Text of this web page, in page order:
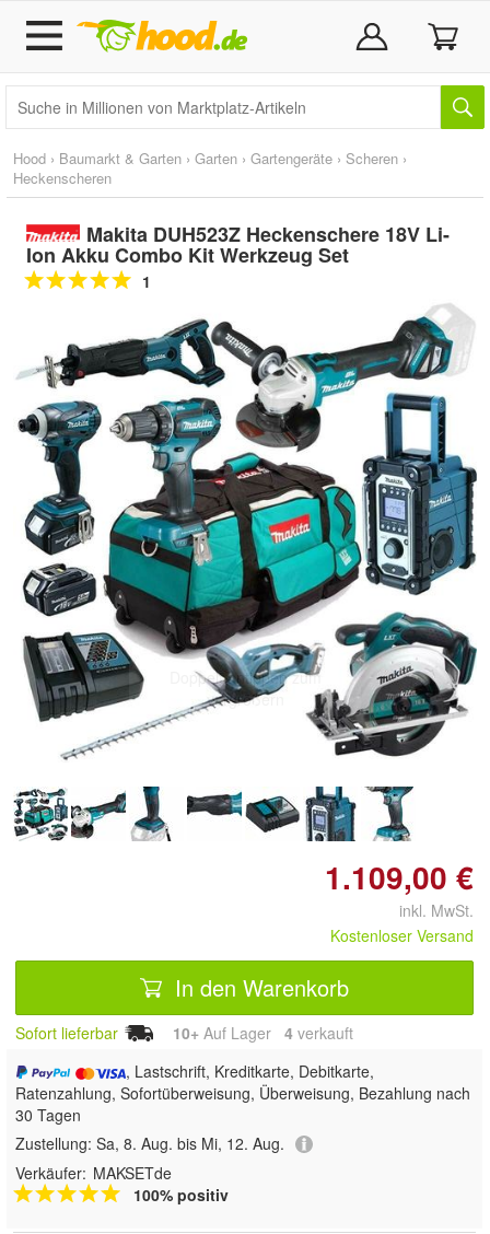
Hood › Baumarkt & Garten › Garten › Gartengeräte › Scheren ›
Heckenscheren
Makita DUH523Z Heckenschere 18V Li-
Ion Akku Combo Kit Werkzeug Set
1
Doppelt antippen zum
vergrößern
1.109,00 €
inkl. MwSt.
Kostenloser Versand
In den Warenkorb
Sofort lieferbar 10+ Auf Lager 4 verkauft
, Lastschrift, Kreditkarte, Debitkarte,
Ratenzahlung, Sofortüberweisung, Überweisung, Bezahlung nach
30 Tagen
Zustellung: Sa, 8. Aug. bis Mi, 12. Aug.
Verkäufer: MAKSETde
100% positiv